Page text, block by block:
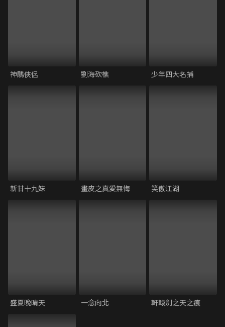
神鵰俠侶 劉海砍樵 少年四大名捕
新甘十九妹 畫皮之真愛無悔 笑傲江湖
盛夏晚晴天 一念向北 軒轅劍之天之痕